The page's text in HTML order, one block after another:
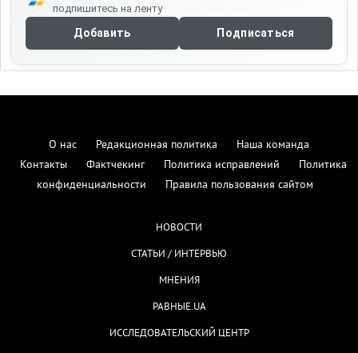
подпишитесь на ленту
Добавить Подписаться
О нас Редакционная политика
Наша команда
Контакты
Фактчекинг Политика исправлений
Политика
конфиденциальности
Правила пользования сайтом
НОВОСТИ
СТАТЬИ / ИНТЕРВЬЮ
МНЕНИЯ
РАВНЫЕ.UA
ИССЛЕДОВАТЕЛЬСКИЙ ЦЕНТР